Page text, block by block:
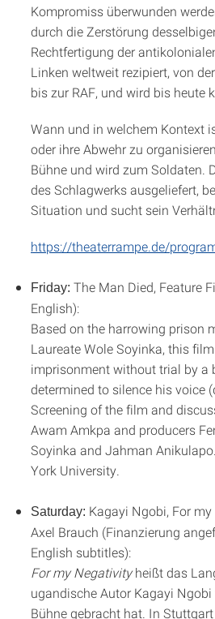
Kompromiss überwunden
durch die Zerstörung
Rechtfertigung der
Linken weltweit rezipiert, von
bis zur RAF, und wird bis heute
Wann und in welchem Kontext
oder ihre Abwehr zu
Bühne und wird zum Soldaten.
des Schlagwerks ausgeliefert,
Situation und sucht sein
https://theaterrampe.de/
Friday: The Man Died, Feature
English):
Based on the harrowing prison
Laureate Wole Soyinka, this
imprisonment without trial by a
determined to silence his voice
Screening of the film and
Awam Amkpa and producers
Soyinka and Jahman
York University.
Saturday: Kagayi Ngobi, For
Axel Brauch (Finanzierung
English subtitles):
For my Negativityheißt das
ugandische Autor Kagayi
Bühne gebracht hat. In